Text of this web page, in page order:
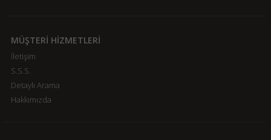
MÜŞTERİ HİZMETLERİ
İletişim
S.S.S.
Detaylı Arama
Hakkımızda